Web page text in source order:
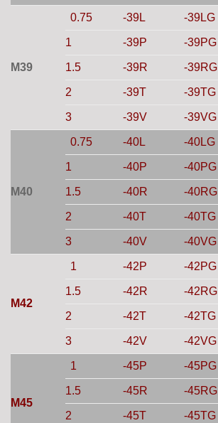
M39
0.75 -39L -39LG
1 -39P -39PG
1.5 -39R -39RG
2 -39T -39TG
3 -39V -39VG
M40
0.75 -40L -40LG
1 -40P -40PG
1.5 -40R -40RG
2 -40T -40TG
3 -40V -40VG
M42
1 -42P -42PG
1.5 -42R -42RG
2 -42T -42TG
3 -42V -42VG
M45
1 -45P -45PG
1.5 -45R -45RG
2 -45T -45TG